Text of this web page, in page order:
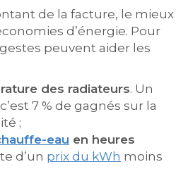
de la facture, le mieux
d’énergie. Pour
peuvent aider les
des radiateurs. Un
7 % de gagnés sur la
;
eau en heures
d’un prix du kWh moins